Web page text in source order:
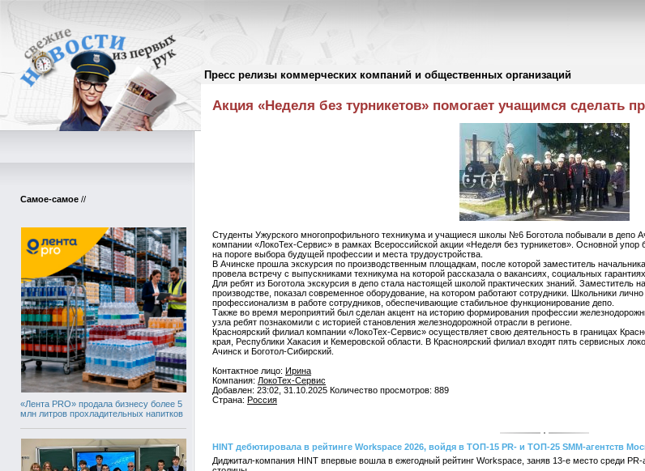
Пресс релизы коммерческих компаний и общественных организаций
Самое-самое //
«Лента PRO» продала бизнесу более 5
млн литров прохладительных напитков
Пресс-релизы//
Акция «Неделя без турникетов» помогает учащимся сделать
Студенты Ужурского многопрофильного техникума и учащиеся школы №6 Боготола побывали в депо
компании «ЛокоТех-Сервис» в рамках Всероссийской акции «Неделя без турникетов». Основной упор
на пороге выбора будущей профессии и места трудоустройства.
В Ачинске прошла экскурсия по производственным площадкам, после которой заместитель
провела встречу с выпускниками техникума на которой рассказала о вакансиях, социальных
Для ребят из Боготола экскурсия в депо стала настоящей школой практических знаний. Заместитель
производстве, показал современное оборудование, на котором работают сотрудники. Школьники
профессионализм в работе сотрудников, обеспечивающие стабильное функционирование депо.
Также во время мероприятий был сделан акцент на историю формирования профессии
узла ребят познакомили с историей становления железнодорожной отрасли в регионе.
Красноярский филиал компании «ЛокоТех-Сервис» осуществляет свою деятельность в границах
края, Республики Хакасия и Кемеровской области. В Красноярский филиал входят пять сервисных
Ачинск и Боготол-Сибирский.
Контактное лицо: Ирина
Компания: ЛокоТех-Сервис
Добавлен: 23:02, 31.10.2025 Количество просмотров: 889
Страна: Россия
HINT дебютировала в рейтинге Workspace 2026, войдя в ТОП-15 PR- и ТОП-25 SMM-агентств
Диджитал-компания HINT впервые вошла в ежегодный рейтинг Workspace, заняв 13-е место среди